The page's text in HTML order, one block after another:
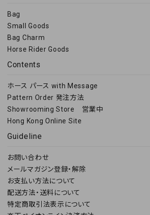
Bag
Small Goods
Bag Charm
Horse Rider Goods
Contents
ホース パース with Message
Pattern Order 発注方法
Showrooming Store 営業中
Hong Kong Online Site
Guideline
お問い合わせ
メールマガジン登録・解除
お支払い方法について
配送方法・送料について
特定商取引法表示について